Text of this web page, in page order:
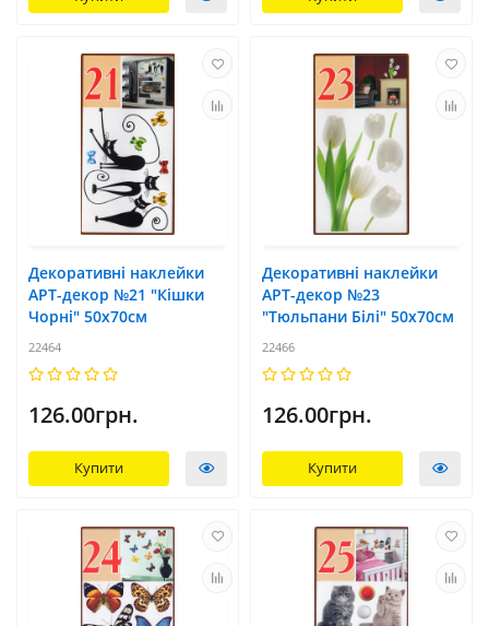
Декоративні наклейки
АРТ-декор №21 "Кішки
Чорні" 50x70см
22464
126.00грн.
Купити
Декоративні наклейки
АРТ-декор №23
"Тюльпани Білі" 50x70см
22466
126.00грн.
Купити